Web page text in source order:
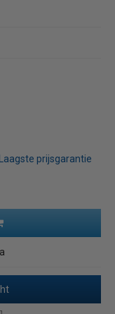
prijsgarantie